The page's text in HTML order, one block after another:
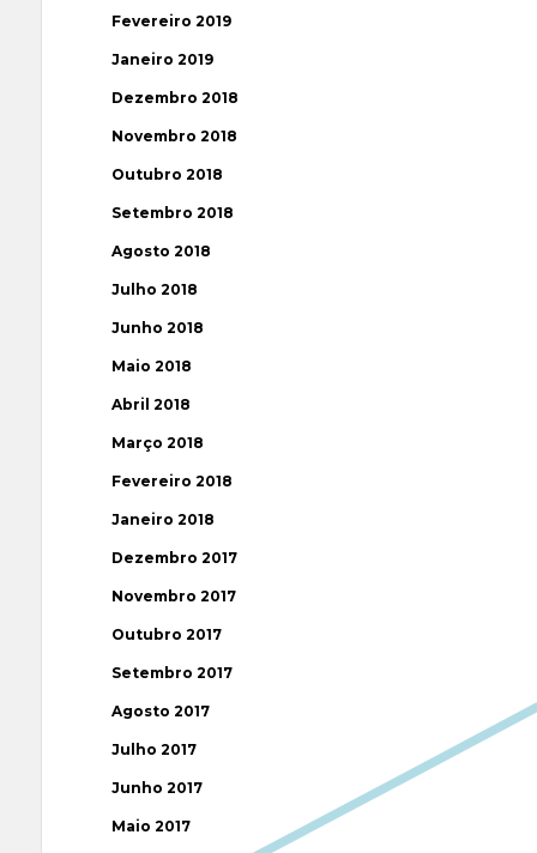
Fevereiro 2019
Janeiro 2019
Dezembro 2018
Novembro 2018
Outubro 2018
Setembro 2018
Agosto 2018
Julho 2018
Junho 2018
Maio 2018
Abril 2018
Março 2018
Fevereiro 2018
Janeiro 2018
Dezembro 2017
Novembro 2017
Outubro 2017
Setembro 2017
Agosto 2017
Julho 2017
Junho 2017
Maio 2017